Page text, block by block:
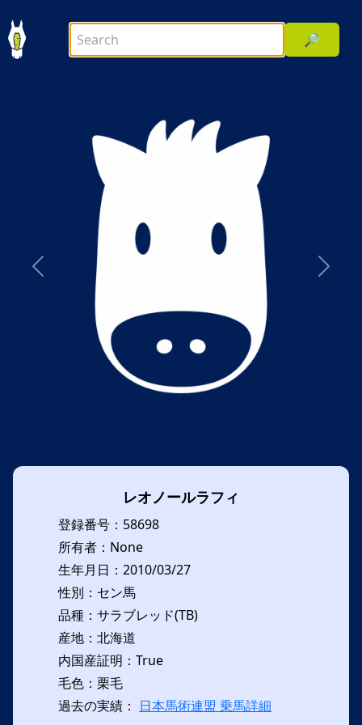
🔎
前へ 次へ
レオノールラフィ
登録番号：58698
所有者：None
生年月日：2010/03/27
性別：セン馬
品種：サラブレッド(TB)
産地：北海道
内国産証明：True
毛色：栗毛
過去の実績： 日本馬術連盟 乗馬詳細